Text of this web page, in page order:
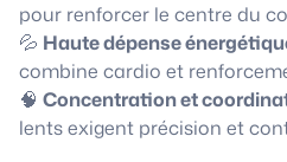
pour renforcer le centre du
💦 Haute dépense
combine cardio et
🧠 Concentration et
lents exigent précision et